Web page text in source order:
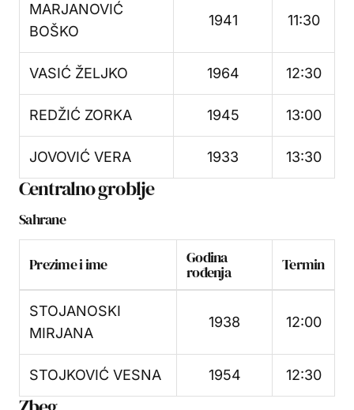
MARJANOVIĆ
BOŠKO
1941 11:30
VASIĆ ŽELJKO 1964 12:30
REDŽIĆ ZORKA 1945 13:00
JOVOVIĆ VERA 1933 13:30
Centralno groblje
Sahrane
Prezime i ime Godina
rođenja Termin
STOJANOSKI
MIRJANA
1938 12:00
STOJKOVIĆ VESNA 1954 12:30